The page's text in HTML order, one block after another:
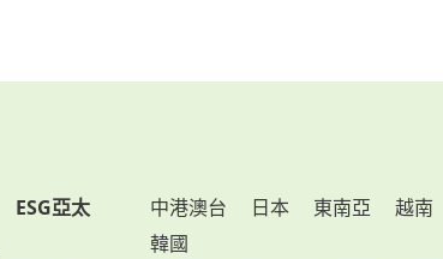
ESG亞太 中港澳台 日本 東南亞
越南
韓國